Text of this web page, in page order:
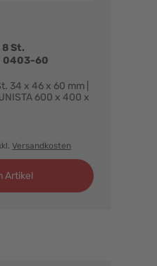
St.
0403-60
34 x 46 x 60 mm |
600 x 400 x
Versandkosten
Artikel